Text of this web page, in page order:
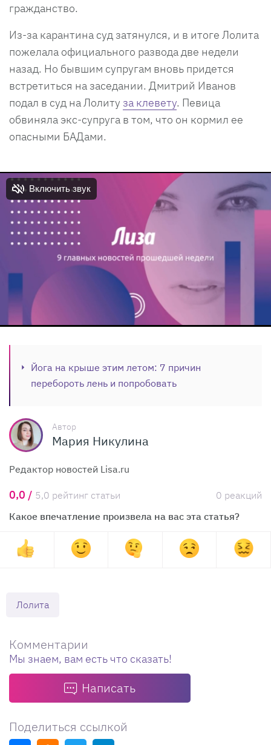
гражданство.
Из-за карантина суд затянулся, и в итоге Лолита
пожелала официального развода две недели
назад. Но бывшим супругам вновь придется
встретиться на заседании. Дмитрий Иванов
подал в суд на Лолиту за клевету. Певица
обвиняла экс-супруга в том, что он кормил ее
опасными БАДами.
Йога на крыше этим летом: 7 причин
перебороть лень и попробовать
Автор
Мария Никулина
Редактор новостей Lisa.ru
0,0 / 5,0 рейтинг статьи
0 реакций
Какое впечатление произвела на вас эта статья?
Лолита
Комментарии
Мы знаем, вам есть что сказать!
Написать
Поделиться ссылкой